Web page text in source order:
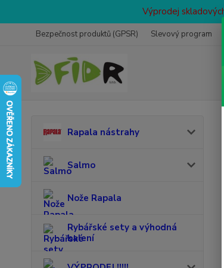
Výprodej
Bezpečnost produktů (GPSR) Slevový program
Rapala nástrahy
Salmo
Nože Rapala
Rybářské sety a výhodná
balení